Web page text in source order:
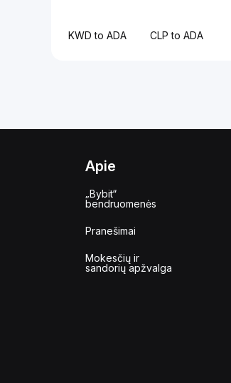
KWD to ADA CLP to ADA
Apie
„Bybit“
bendruomenės
Pranešimai
Mokesčių ir
sandorių apžvalga